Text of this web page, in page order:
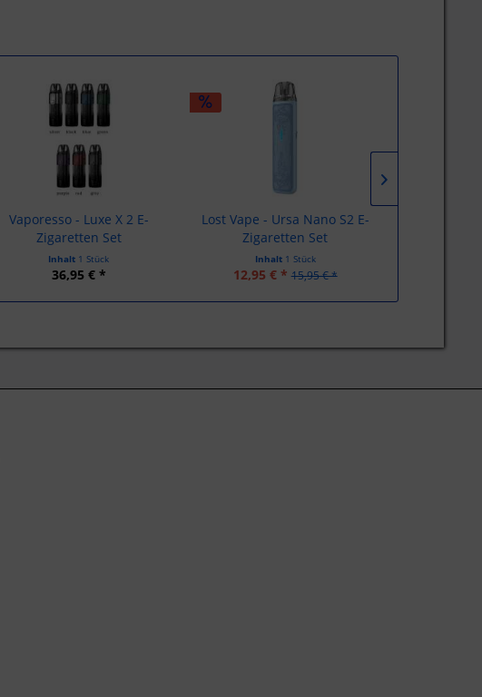
Vaporesso - Luxe X 2 E-
Zigaretten Set
Inhalt 1 Stück
36,95 € *
Lost Vape - Ursa Nano S2 E-
Zigaretten Set
Inhalt 1 Stück
12,95 € * 15,95 € *